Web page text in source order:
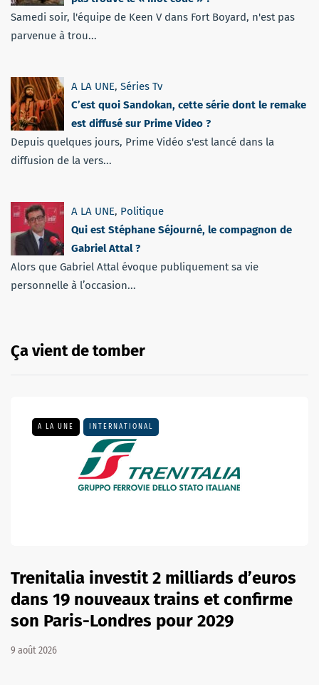
Samedi soir, l'équipe de Keen V dans Fort Boyard, n'est pas
parvenue à trou...
A LA UNE, Séries Tv
C’est quoi Sandokan, cette série dont le remake
est diffusé sur Prime Video ?
Depuis quelques jours, Prime Vidéo s'est lancé dans la
diffusion de la vers...
A LA UNE, Politique
Qui est Stéphane Séjourné, le compagnon de
Gabriel Attal ?
Alors que Gabriel Attal évoque publiquement sa vie
personnelle à l’occasion...
Ça vient de tomber
A LA UNE INTERNATIONAL
Trenitalia investit 2 milliards d’euros
dans 19 nouveaux trains et confirme
son Paris-Londres pour 2029
9 août 2026